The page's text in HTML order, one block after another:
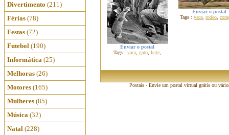
Divertimento (211)
Férias (78)
Festas (72)
Futebol (190)
Informática (25)
Melhoras (26)
Motores (165)
Mulheres (85)
Música (32)
Natal (228)
Enviar o postal
Tags : vaca gato leite
Enviar o postal
Tags : vaca rodeo
Postais - Envie um postal virtual grátis ou